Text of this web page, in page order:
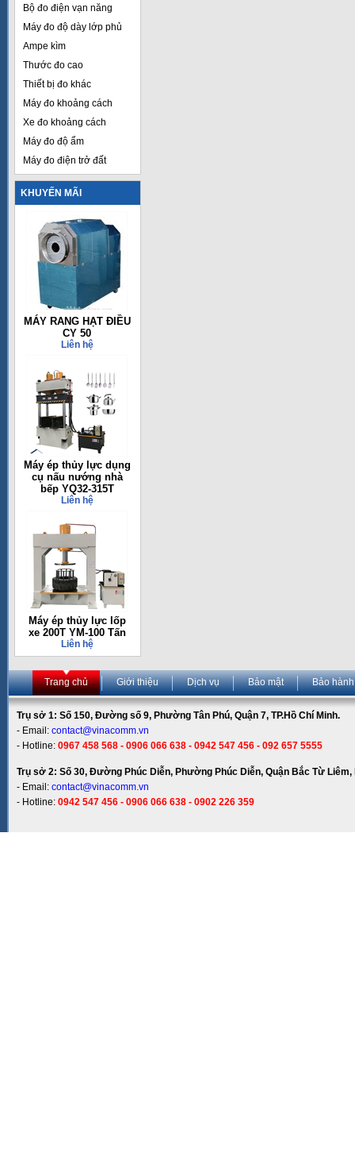
Bộ đo điện vạn năng
Máy đo độ dày lớp phủ
Ampe kìm
Thước đo cao
Thiết bị đo khác
Máy đo khoảng cách
Xe đo khoảng cách
Máy đo độ ẩm
Máy đo điện trở đất
KHUYẾN MÃI
MÁY RANG HẠT ĐIỀU
CY 50
Liên hệ
Máy ép thủy lực dụng
cụ nấu nướng nhà
bếp YQ32-315T
Liên hệ
Máy ép thủy lực lốp
xe 200T YM-100 Tấn
Liên hệ
Trang chủ Giới thiệu Dịch vụ Bảo mật Bảo hành
Trụ sở 1: Số 150, Đường số 9, Phường Tân Phú, Quận 7, TP.Hồ Chí Minh.
- Email: contact@vinacomm.vn
- Hotline: 0967 458 568 - 0906 066 638 - 0942 547 456 - 092 657 5555
Trụ sở 2: Số 30, Đường Phúc Diễn, Phường Phúc Diễn, Quận Bắc Từ Liêm,
- Email: contact@vinacomm.vn
- Hotline: 0942 547 456 - 0906 066 638 - 0902 226 359